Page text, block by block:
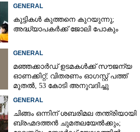
GENERAL
കുട്ടികൾ കുത്തനെ കുറയുന്നു;
അദ്ധ്യാപകർക്ക് ജോലി പോകും
GENERAL
മഞ്ഞക്കാർഡ് ഉടമകൾക്ക് സൗജന്യ
ഓണക്കിറ്റ്; വിതരണം ഓഗസ്റ്റ് പത്ത്
മുതൽ, 53 കോടി അനുവദിച്ചു
GENERAL
ചിങ്ങം ഒന്നിന് ശബരിമല തന്ത്രിയായി
ബ്രഹ്മദത്തൻ ചുമതലയേൽക്കും;